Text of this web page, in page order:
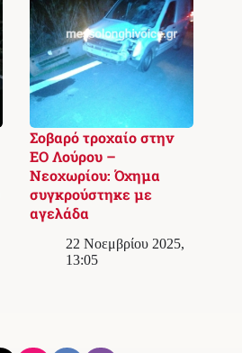
Σοβαρό τροχαίο στην
ΕΟ Λούρου –
Νεοχωρίου: Όχημα
συγκρούστηκε με
αγελάδα
22 Νοεμβρίου 2025,
13:05